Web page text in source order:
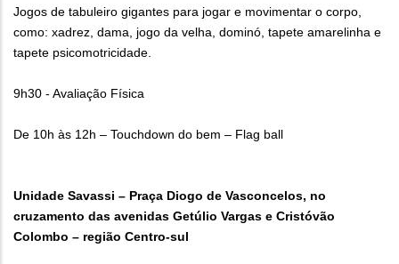
Jogos de tabuleiro gigantes para jogar e movimentar o corpo,
como: xadrez, dama, jogo da velha, dominó, tapete amarelinha e
tapete psicomotricidade.
9h30 - Avaliação Física
De 10h às 12h – Touchdown do bem – Flag ball
Unidade Savassi – Praça Diogo de Vasconcelos, no
cruzamento das avenidas Getúlio Vargas e Cristóvão
Colombo – região Centro-sul